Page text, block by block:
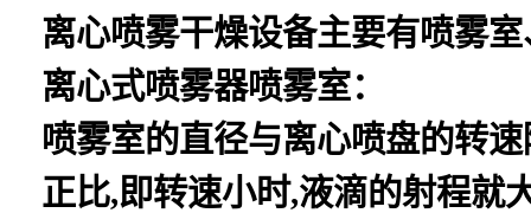
离心喷雾干燥设备主要有喷雾
离心式喷雾器喷雾室：
喷雾室的直径与离心喷盘的转
正比,即转速小时,液滴的射程就